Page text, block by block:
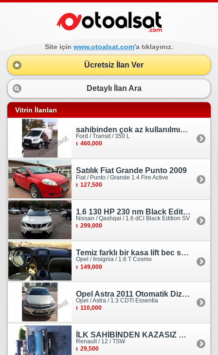
Site için www.otoalsat.com'a tıklayınız.
Ücretsiz İlan Ver
Detaylı İlan Ara
Vitrin İlanları
sahibinden çok az kullanılmış orjinal ford transit
Ford / Transit / 350 L
460,000
Satılık Fiat Grande Punto 2009
Fiat / Punto / Grande 1.4 Fire Active
127,500
1.6 130 HP 230 nm Black Edition servis bakımlı
Nissan / Qashqai / 1.6 dCi Black Edition SV
299,000
Temiz farklı bir kasa lift bec sedan görünümlü heçbek
Opel / Insignia / 1.6 T Cosmo
149,000
Opel Astra 2011 Otomatik Dizel Tramersiz Essentia
Opel / Astra / 1.3 CDTI Essentia
110,000
İLK SAHİBİNDEN KAZASIZ HASARSIZ BOYASIZ DEĞİŞENSİZ TAM ORJİNAL RENO
Renault / 12 / TSW
29,500